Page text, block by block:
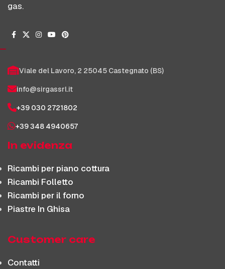
gas.
Viale del Lavoro, 2 25045 Castegnato (BS)
info@sirgassrl.it
+39 030 2721802
+39 348 4940657
In evidenza
Ricambi per piano cottura
Ricambi Folletto
Ricambi per il forno
Piastre In Ghisa
Customer care
Contatti